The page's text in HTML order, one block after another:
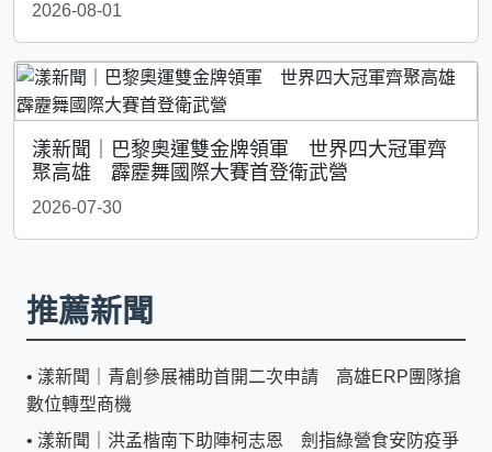
2026-08-01
漾新聞｜巴黎奧運雙金牌領軍 世界四大冠軍齊
聚高雄 霹靂舞國際大賽首登衛武營
2026-07-30
推薦新聞
• 漾新聞｜青創參展補助首開二次申請 高雄ERP團隊搶
數位轉型商機
• 漾新聞｜洪孟楷南下助陣柯志恩 劍指綠營食安防疫爭